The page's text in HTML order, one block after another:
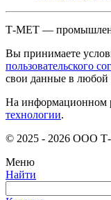
Т-МЕТ —
Вы принимаете
пользовательского
свои данные в любой
На информационном
технологии.
© 2025 - 2026 ООО
Меню
Найти